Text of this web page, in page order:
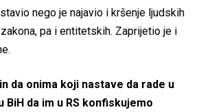
nego je najavio i kršenje ljudskih
pa i entitetskih. Zaprijetio je i
da onima koji nastave da rade u
BiH da im u RS konfiskujemo